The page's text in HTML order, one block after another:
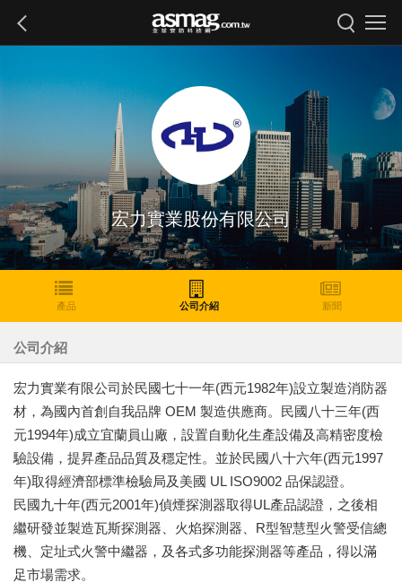
宏力實業股份有限公司
產品 公司介紹 新聞
公司介紹
宏力實業有限公司於民國七十一年(西元1982年)設立製造消防器
材，為國內首創自我品牌 OEM 製造供應商。民國八十三年(西
元1994年)成立宜蘭員山廠，設置自動化生產設備及高精密度檢
驗設備，提昇產品品質及穩定性。並於民國八十六年(西元1997
年)取得經濟部標準檢驗局及美國 UL ISO9002 品保認證。
民國九十年(西元2001年)偵煙探測器取得UL產品認證，之後相
繼研發並製造瓦斯探測器、火焰探測器、R型智慧型火警受信總
機、定址式火警中繼器，及各式多功能探測器等產品，得以滿
足市場需求。